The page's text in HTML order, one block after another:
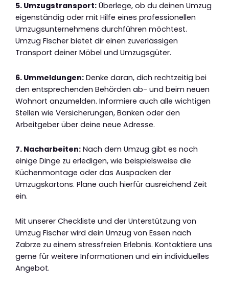
5. Umzugstransport: Überlege, ob du deinen Umzug
eigenständig oder mit Hilfe eines professionellen
Umzugsunternehmens durchführen möchtest.
Umzug Fischer bietet dir einen zuverlässigen
Transport deiner Möbel und Umzugsgüter.
6. Ummeldungen: Denke daran, dich rechtzeitig bei
den entsprechenden Behörden ab- und beim neuen
Wohnort anzumelden. Informiere auch alle wichtigen
Stellen wie Versicherungen, Banken oder den
Arbeitgeber über deine neue Adresse.
7. Nacharbeiten: Nach dem Umzug gibt es noch
einige Dinge zu erledigen, wie beispielsweise die
Küchenmontage oder das Auspacken der
Umzugskartons. Plane auch hierfür ausreichend Zeit
ein.
Mit unserer Checkliste und der Unterstützung von
Umzug Fischer wird dein Umzug von Essen nach
Zabrze zu einem stressfreien Erlebnis. Kontaktiere uns
gerne für weitere Informationen und ein individuelles
Angebot.